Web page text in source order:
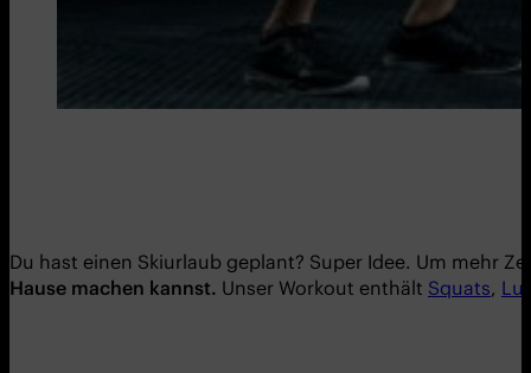
Du hast einen Skiurlaub geplant? Super Idee. Um mehr
Hause machen kannst. Unser Workout enthält Squats,